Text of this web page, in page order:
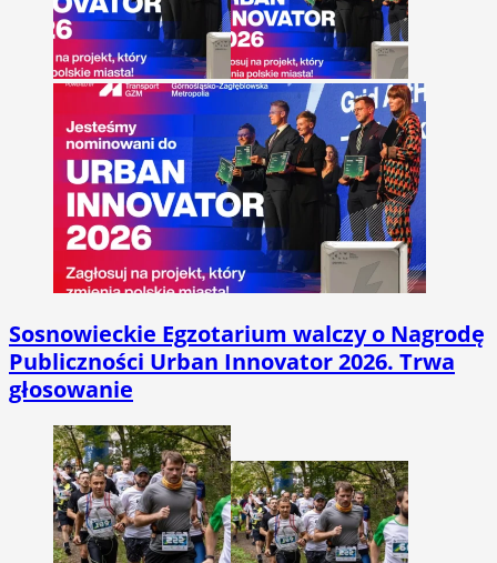
Sosnowieckie Egzotarium walczy o Nagrodę
Publiczności Urban Innovator 2026. Trwa
głosowanie